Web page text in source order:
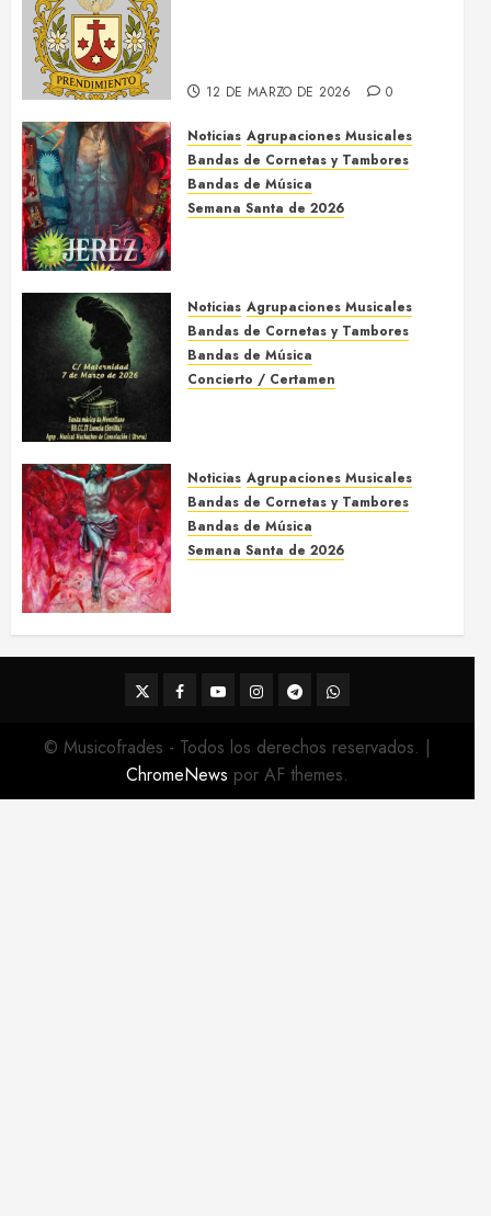
12 DE MARZO DE 2026 0
Noticias Agrupaciones Musicales
Bandas de Cornetas y Tambores
Bandas de Música
Semana Santa de 2026
5 DE MARZO DE 2026 0
Noticias Agrupaciones Musicales
Bandas de Cornetas y Tambores
Bandas de Música
Concierto / Certamen
Noticias Agrupaciones Musicales
Bandas de Cornetas y Tambores
Bandas de Música
Semana Santa de 2026
22 DE FEBRERO DE 2026
0
TwitterFacebook
YoutubeInstagram
TelegramWhatsApp
© Musicofrades - Todos los derechos reservados. |
ChromeNews por AF themes.